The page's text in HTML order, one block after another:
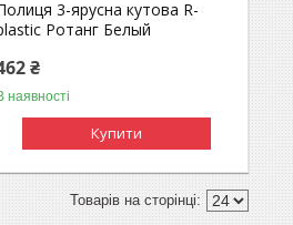
3-ярусна кутова R-
Ротанг Белый
₴
наявності
Купити